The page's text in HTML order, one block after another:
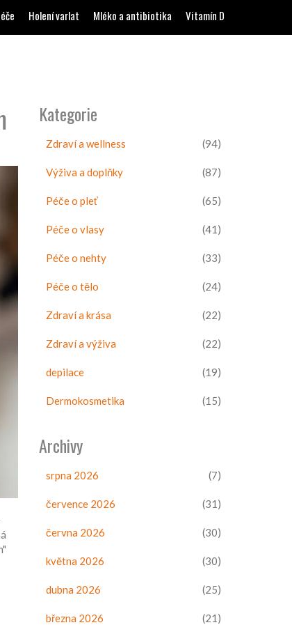
Holení varlat Mléko a antibiotika Vitamín D
Kategorie
Zdraví a wellness (94)
Výživa a doplňky (87)
Péče o pleť (65)
Péče o vlasy (41)
Péče o nehty (33)
Péče o tělo (24)
Zdraví a krása (22)
Zdraví a výživa (22)
depilace (19)
Dermokosmetika (15)
Archivy
srpna 2026 (7)
července 2026 (31)
června 2026 (30)
května 2026 (30)
dubna 2026 (25)
března 2026 (21)